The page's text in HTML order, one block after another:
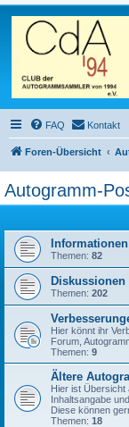
FAQ Kontakt
Foren-Übersicht
Autogramm-
Themen: 82
Diskussionen
Themen: 202
Hier könnt ihr
Forum,
Themen: 9
Ältere
Hier ist Übersicht
Inhaltsangabe
Diese können
Themen: 18